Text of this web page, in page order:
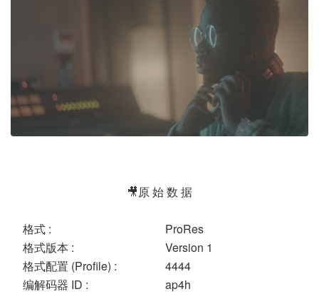
🎥原 始 数 据
格式 :
ProRes
格式版本 :
Version 1
格式配置 (Profile) :
4444
编解码器 ID :
ap4h